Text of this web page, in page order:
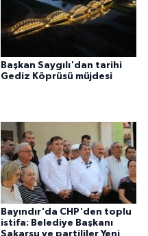
Başkan Saygılı'dan tarihi
Gediz Köprüsü müjdesi
Bayındır'da CHP'den toplu
istifa: Belediye Başkanı
Sakarsu ve partililer Yeni